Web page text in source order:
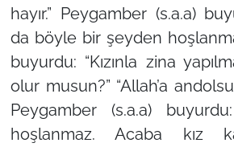
hayır.” Peygamber (s.a.a)
da böyle bir şeyden
buyurdu: “Kızınla zina
olur musun?” “Allah’a
Peygamber (s.a.a)
hoşlanmaz. Acaba kız